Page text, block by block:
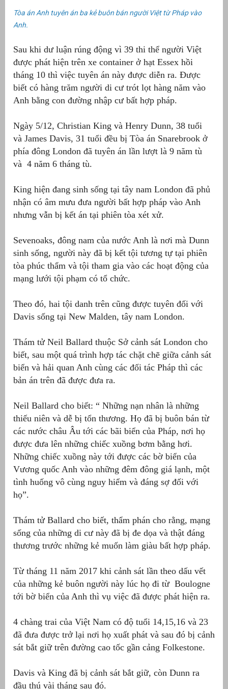
Tòa án Anh tuyên án ba kẻ buôn bán người Việt từ Pháp vào
Anh.
Sau khi dư luận rúng động vì 39 thi thể người Việt
được phát hiện trên xe container ở hạt Essex hồi
tháng 10 thì việc tuyên án này được diễn ra. Được
biết có hàng trăm người di cư trót lọt hàng năm vào
Anh bằng con đường nhập cư bất hợp pháp.
Ngày 5/12, Christian King và Henry Dunn, 38 tuổi
và James Davis, 31 tuổi đều bị Tòa án Snarebrook ở
phía đông London đã tuyên án lần lượt là 9 năm tù
và 4 năm 6 tháng tù.
King hiện đang sinh sống tại tây nam London đã phủ
nhận có âm mưu đưa người bất hợp pháp vào Anh
nhưng vẫn bị kết án tại phiên tòa xét xử.
Sevenoaks, đông nam của nước Anh là nơi mà Dunn
sinh sống, người này đã bị kết tội tương tự tại phiên
tòa phúc thẩm và tội tham gia vào các hoạt động của
mạng lưới tội phạm có tổ chức.
Theo đó, hai tội danh trên cũng được tuyên đối với
Davis sống tại New Malden, tây nam London.
Thám tử Neil Ballard thuộc Sở cảnh sát London cho
biết, sau một quá trình hợp tác chặt chẽ giữa cảnh sát
biển và hải quan Anh cùng các đối tác Pháp thì các
bản án trên đã được đưa ra.
Neil Ballard cho biết: “ Những nạn nhân là những
thiếu niên và dễ bị tổn thương. Họ đã bị buôn bán từ
các nước châu Âu tới các bãi biển của Pháp, nơi họ
được đưa lên những chiếc xuồng bơm bằng hơi.
Những chiếc xuồng này tới được các bờ biển của
Vương quốc Anh vào những đêm đông giá lạnh, một
tình huống vô cùng nguy hiểm và đáng sợ đối với
họ”.
Thám tử Ballard cho biết, thẩm phán cho rằng, mạng
sống của những di cư này đã bị đe dọa và thật đáng
thương trước những kẻ muốn làm giàu bất hợp pháp.
Từ tháng 11 năm 2017 khi cảnh sát lần theo dấu vết
của những kẻ buôn người này lúc họ đi từ Boulogne
tới bờ biển của Anh thì vụ việc đã được phát hiện ra.
4 chàng trai của Việt Nam có độ tuổi 14,15,16 và 23
đã đưa được trở lại nơi họ xuất phát và sau đó bị cảnh
sát bắt giữ trên đường cao tốc gần cảng Folkestone.
Davis và King đã bị cảnh sát bắt giữ, còn Dunn ra
đầu thú vài tháng sau đó.